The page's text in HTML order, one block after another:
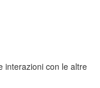
interazioni con le altre